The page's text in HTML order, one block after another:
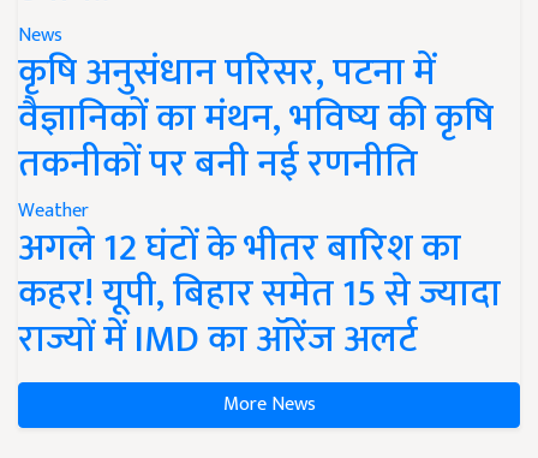
News
कृषि अनुसंधान परिसर, पटना में
वैज्ञानिकों का मंथन, भविष्य की कृषि
तकनीकों पर बनी नई रणनीति
Weather
अगले 12 घंटों के भीतर बारिश का
कहर! यूपी, बिहार समेत 15 से ज्यादा
राज्यों में IMD का ऑरेंज अलर्ट
More News